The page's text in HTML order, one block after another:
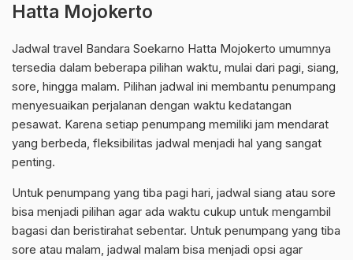
Hatta Mojokerto
Jadwal travel Bandara Soekarno Hatta Mojokerto umumnya
tersedia dalam beberapa pilihan waktu, mulai dari pagi, siang,
sore, hingga malam. Pilihan jadwal ini membantu penumpang
menyesuaikan perjalanan dengan waktu kedatangan
pesawat. Karena setiap penumpang memiliki jam mendarat
yang berbeda, fleksibilitas jadwal menjadi hal yang sangat
penting.
Untuk penumpang yang tiba pagi hari, jadwal siang atau sore
bisa menjadi pilihan agar ada waktu cukup untuk mengambil
bagasi dan beristirahat sebentar. Untuk penumpang yang tiba
sore atau malam, jadwal malam bisa menjadi opsi agar